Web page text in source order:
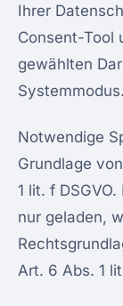
Ihrer
Consent-Tool
gewählten
Systemmodus.
Notwendige
Grundlage
1 lit. f
nur geladen,
Art. 6 Abs. 1